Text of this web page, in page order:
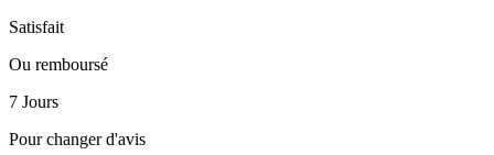
Satisfait
Ou remboursé
7 Jours
Pour changer d'avis